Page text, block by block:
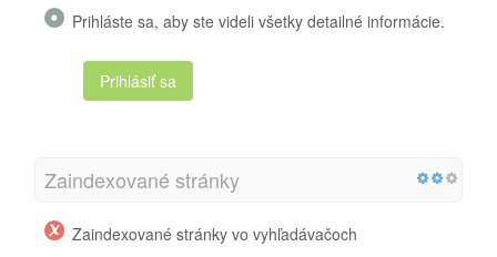
Prihláste sa, aby ste videli všetky detailné informácie.
Prihlásiť sa
Zaindexované stránky
Zaindexované stránky vo vyhľadávačoch